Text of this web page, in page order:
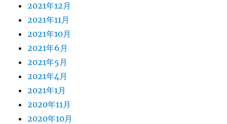
2021年12月
2021年11月
2021年10月
2021年6月
2021年5月
2021年4月
2021年1月
2020年11月
2020年10月